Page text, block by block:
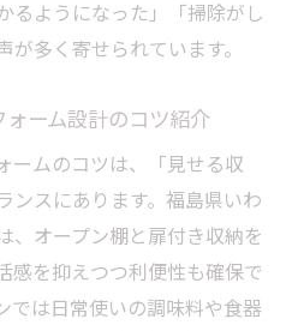
るようになった」「掃除がし
多く寄せられています。
ーム設計のコツ紹介
ームのコツは、「見せる収
ンスにあります。福島県いわ
、オープン棚と扉付き収納を
感を抑えつつ利便性も確保で
では日常使いの調味料や食器